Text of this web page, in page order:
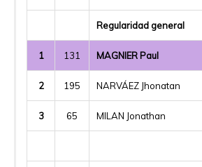
Regularidad general
1 131 MAGNIER Paul
2 195 NARVÁEZ Jhonatan
3 65 MILAN Jonathan